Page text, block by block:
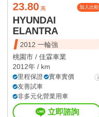
23.80 萬 加入比較
HYUNDAI
ELANTRA
2012 一輪強
桃園市 / 佳霖車業
2012年 / km
里程保證
實車實價
友善試車
非多元化營業用車
立即諮詢